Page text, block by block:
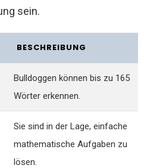
sein.
BESCHREIBUNG
Bulldoggen können bis zu 165
Wörter erkennen.
Sie sind in der Lage, einfache
mathematische Aufgaben zu
lösen.